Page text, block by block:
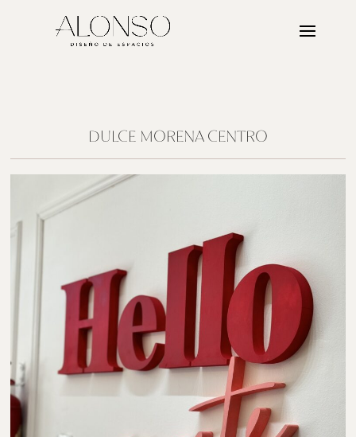
DULCE MORENA CENTRO